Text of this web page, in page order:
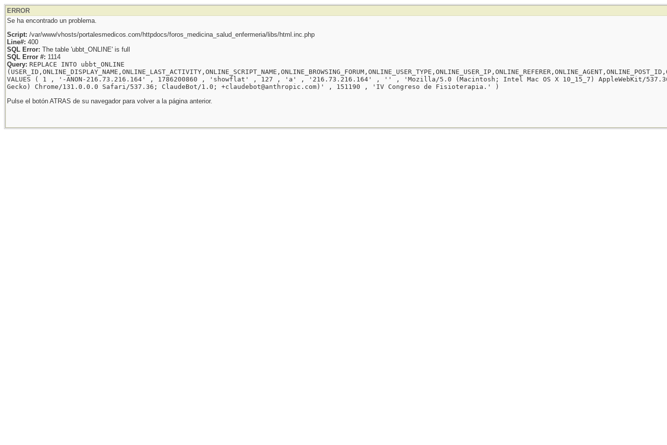
ERROR
Se ha encontrado un problema.
Script: /var/www/vhosts/portalesmedicos.com/httpdocs/foros_medicina_salud_enfermeria/libs/html.inc.php
Line#: 400
SQL Error: The table 'ubbt_ONLINE' is full
SQL Error #: 1114
Query: REPLACE INTO ubbt_ONLINE
VALUES ( 1 , '-ANON-216.73.216.164' , 1786200860 , 'showflat' , 127 , 'a' , '216.73.216.164' , '' , 'Mozilla/5.0 (Macintosh; Intel Mac OS X 10_15_7) AppleWebKit/
Gecko) Chrome/131.0.0.0 Safari/537.36; ClaudeBot/1.0; +claudebot@anthropic.com)' , 151190 , 'IV Congreso de Fisioterapia.' )
Pulse el botón ATRAS de su navegador para volver a la página anterior.